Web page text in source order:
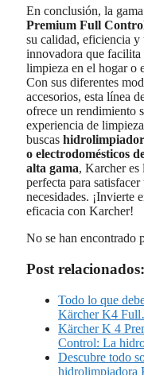
En conclusión, la gama
Premium Full
su calidad, eficiencia y
innovadora que facilita
limpieza en el hogar o
Con sus diferentes
accesorios, esta línea
ofrece un rendimiento
experiencia de
buscas
o electrodomésticos
alta gama, Karcher es
perfecta para satisfacer
necesidades. ¡Invierte
eficacia con Karcher!
No se han encontrado
Post relacionados:
Todo lo que
Kärcher K4
Kärcher K 4
Control: La
Descubre todo